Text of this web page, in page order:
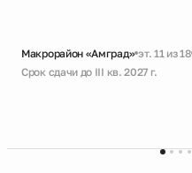
Макрорайон «Амград» эт. 11 из 18
Срок сдачи до III кв. 2027 г.